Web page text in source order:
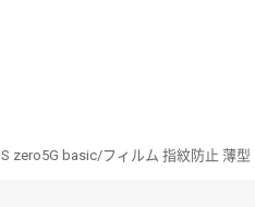
zero5G basic/フィルム 指紋防止 薄